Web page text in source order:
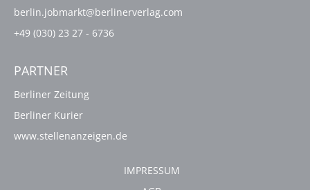
berlin.jobmarkt@berlinerverlag.com
+49 (030) 23 27 - 6736
PARTNER
Berliner Zeitung
Berliner Kurier
www.stellenanzeigen.de
IMPRESSUM